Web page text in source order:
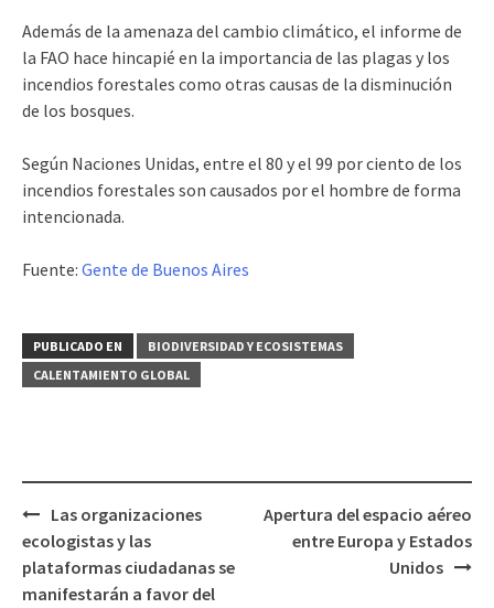
Además de la amenaza del cambio climático, el informe de
la FAO hace hincapié en la importancia de las plagas y los
incendios forestales como otras causas de la disminución
de los bosques.
Según Naciones Unidas, entre el 80 y el 99 por ciento de los
incendios forestales son causados por el hombre de forma
intencionada.
Fuente: Gente de Buenos Aires
PUBLICADO EN
BIODIVERSIDAD Y ECOSISTEMAS
CALENTAMIENTO GLOBAL
Navegación
de
entradas
Las organizaciones
ecologistas y las
plataformas ciudadanas se
manifestarán a favor del
Apertura del espacio aéreo
entre Europa y Estados
Unidos